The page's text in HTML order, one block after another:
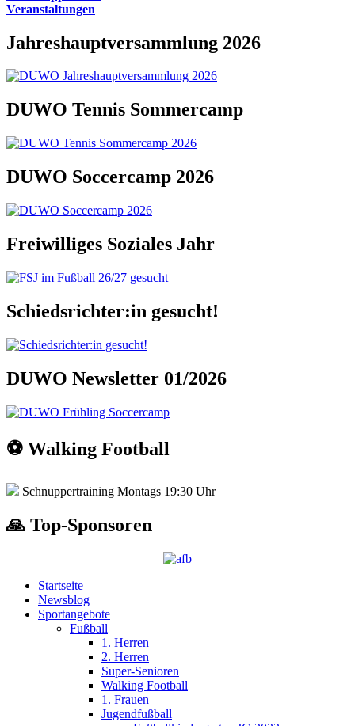
Veranstaltungen
Jahreshauptversammlung 2026
DUWO Tennis Sommercamp
DUWO Soccercamp 2026
Freiwilliges Soziales Jahr
Schiedsrichter:in gesucht!
DUWO Newsletter 01/2026
⚽️ Walking Football
Schnuppertraining Montags 19:30 Uhr
🙏 Top-Sponsoren
Startseite
Newsblog
Sportangebote
Fußball
1. Herren
2. Herren
Super-Senioren
Walking Football
1. Frauen
Jugendfußball